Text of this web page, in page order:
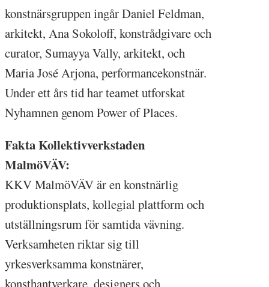
konstnärsgruppen ingår Daniel Feldman,
arkitekt, Ana Sokoloff, konstrådgivare och
curator, Sumayya Vally, arkitekt, och
Maria José Arjona, performancekonstnär.
Under ett års tid har teamet utforskat
Nyhamnen genom Power of Places.
Fakta Kollektivverkstaden
MalmöVÄV:
KKV MalmöVÄV är en konstnärlig
produktionsplats, kollegial plattform och
utställningsrum för samtida vävning.
Verksamheten riktar sig till
yrkesverksamma konstnärer,
konsthantverkare, designers och